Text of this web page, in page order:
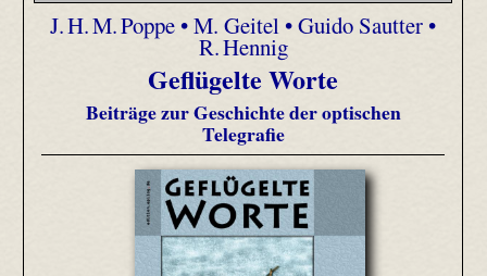
J. H. M. Poppe • M. Geitel • Guido Sautter •
R. Hennig
Geflügelte Worte
Beiträge zur Geschichte der optischen
Telegrafie